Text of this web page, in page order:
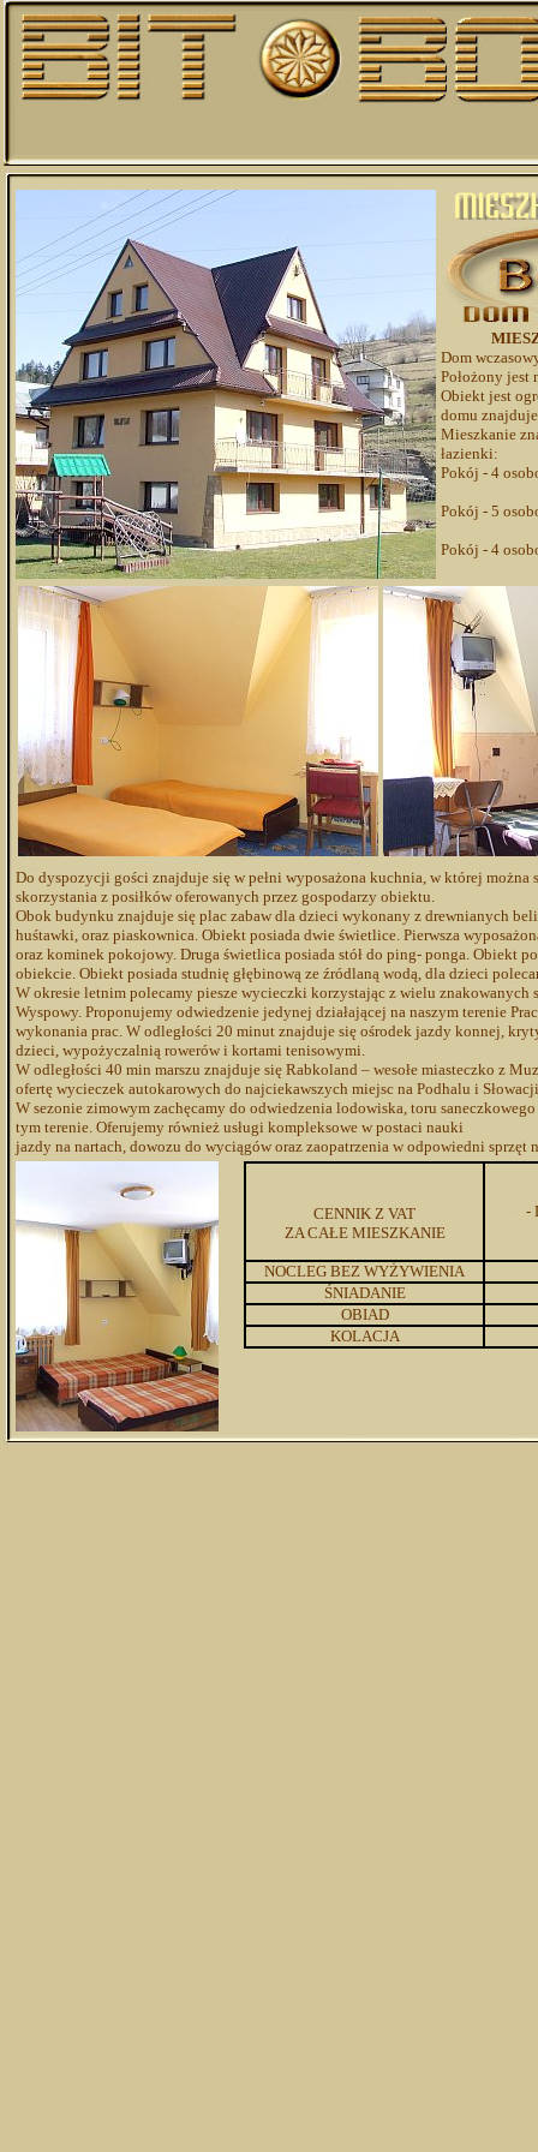
Dom
Położony jest
Obiekt jest
domu
Mieszkanie
łazienki:
Pokój - 4
Pokój - 5
Pokój - 4
Do dyspozycji gości znajduje się w pełni wyposażona kuchnia, w której
skorzystania z posiłków oferowanych przez gospodarzy obiektu.
Obok budynku znajduje się plac zabaw dla dzieci wykonany z drewnianych
huśtawki, oraz piaskownica. Obiekt posiada dwie świetlice. Pierwsza
oraz kominek pokojowy. Druga świetlica posiada stół do ping- ponga. Obiekt
obiekcie. Obiekt posiada studnię głębinową ze źródlaną wodą, dla dzieci
W okresie letnim polecamy piesze wycieczki korzystając z wielu
Wyspowy. Proponujemy odwiedzenie jedynej działającej na naszym terenie
wykonania prac. W odległości 20 minut znajduje się ośrodek jazdy konnej,
dzieci, wypożyczalnią rowerów i kortami tenisowymi.
W odległości 40 min marszu znajduje się Rabkoland – wesołe miasteczko z
ofertę wycieczek autokarowych do najciekawszych miejsc na Podhalu i
W sezonie zimowym zachęcamy do odwiedzenia lodowiska, toru
tym terenie. Oferujemy również usługi kompleksowe w postaci nauki
jazdy na nartach, dowozu do wyciągów oraz zaopatrzenia w odpowiedni sprzęt
CENNIK Z VAT
ZA CAŁE MIESZKANIE
-
NOCLEG BEZ WYŻYWIENIA
ŚNIADANIE
OBIAD
KOLACJA